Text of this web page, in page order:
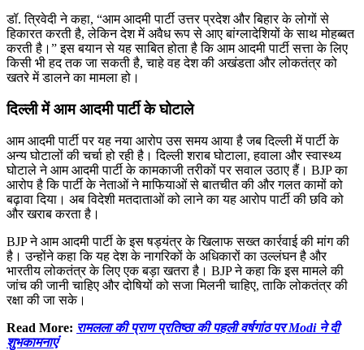
डॉ. त्रिवेदी ने कहा, “आम आदमी पार्टी उत्तर प्रदेश और बिहार के लोगों से
हिकारत करती है, लेकिन देश में अवैध रूप से आए बांग्लादेशियों के साथ मोहब्बत
करती है।” इस बयान से यह साबित होता है कि आम आदमी पार्टी सत्ता के लिए
किसी भी हद तक जा सकती है, चाहे वह देश की अखंडता और लोकतंत्र को
खतरे में डालने का मामला हो।
दिल्ली में आम आदमी पार्टी के घोटाले
आम आदमी पार्टी पर यह नया आरोप उस समय आया है जब दिल्ली में पार्टी के
अन्य घोटालों की चर्चा हो रही है। दिल्ली शराब घोटाला, हवाला और स्वास्थ्य
घोटाले ने आम आदमी पार्टी के कामकाजी तरीकों पर सवाल उठाए हैं। BJP का
आरोप है कि पार्टी के नेताओं ने माफियाओं से बातचीत की और गलत कामों को
बढ़ावा दिया। अब विदेशी मतदाताओं को लाने का यह आरोप पार्टी की छवि को
और खराब करता है।
BJP ने आम आदमी पार्टी के इस षड्यंत्र के खिलाफ सख्त कार्रवाई की मांग की
है। उन्होंने कहा कि यह देश के नागरिकों के अधिकारों का उल्लंघन है और
भारतीय लोकतंत्र के लिए एक बड़ा खतरा है। BJP ने कहा कि इस मामले की
जांच की जानी चाहिए और दोषियों को सजा मिलनी चाहिए, ताकि लोकतंत्र की
रक्षा की जा सके।
Read More: रामलला की प्राण प्रतिष्ठा की पहली वर्षगांठ पर Modi ने दी
शुभकामनाएं